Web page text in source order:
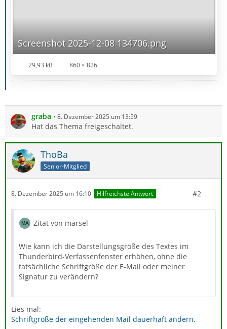
Screenshot 2025-12-08 134706.png
29,93 kB 860 × 826
graba 8. Dezember 2025 um 13:59
Hat das Thema freigeschaltet.
ThoBa
Senior-Mitglied
8. Dezember 2025 um 16:10 Hilfreichste Antwort #2
Zitat von marsel
Wie kann ich die Darstellungsgröße des Textes im
Thunderbird-Verfassenfenster erhöhen, ohne die
tatsächliche Schriftgröße der E-Mail oder meiner
Signatur zu verändern?
Lies mal:
Schriftgröße der eingehenden Mail dauerhaft ändern.